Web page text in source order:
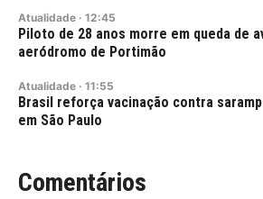
Atualidade · 12:45
Piloto de 28 anos morre em queda de
aeródromo de Portimão
Atualidade · 11:55
Brasil reforça vacinação contra
em São Paulo
Comentários